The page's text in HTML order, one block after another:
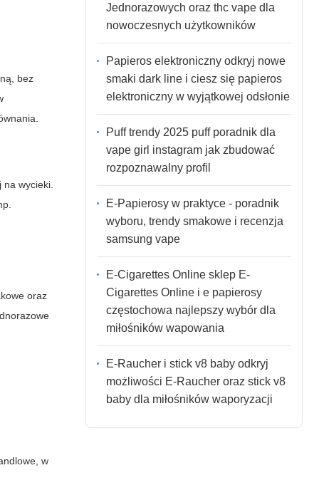
bez
wycieki.
oraz
w
Jednorazowych oraz thc vape dla
nowoczesnych użytkowników
Papieros elektroniczny odkryj nowe
smaki dark line i ciesz się papieros
elektroniczny w wyjątkowej odsłonie
Puff trendy 2025 puff poradnik dla
vape girl instagram jak zbudować
rozpoznawalny profil
E-Papierosy w praktyce - poradnik
wyboru, trendy smakowe i recenzja
samsung vape
E-Cigarettes Online sklep E-
Cigarettes Online i e papierosy
częstochowa najlepszy wybór dla
miłośników wapowania
E-Raucher i stick v8 baby odkryj
możliwości E-Raucher oraz stick v8
baby dla miłośników waporyzacji